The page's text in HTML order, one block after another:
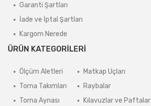
Garanti Şartları
İade ve İptal Şartları
Kargom Nerede
ÜRÜN KATEGORİLERİ
Ölçüm Aletleri
Torna Takımları
Torna Aynası
Matkap Uçları
Raybalar
Kılavuzlar ve Paftalar